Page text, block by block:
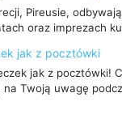
Pireusie,
oraz imprezach
jak z pocztówki
jak z pocztówki!
na Twoją uwagę